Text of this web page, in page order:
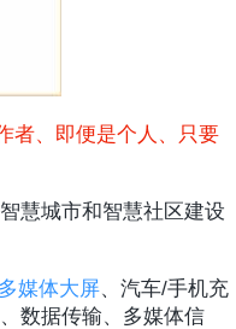
者、即便是个人、只要
慧城市和智慧社区建设
媒体大屏、汽车/手机充
数据传输、多媒体信